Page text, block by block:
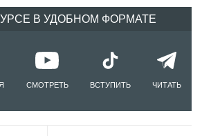
В УДОБНОМ ФОРМАТЕ
СМОТРЕТЬ ВСТУПИТЬ ЧИТАТЬ